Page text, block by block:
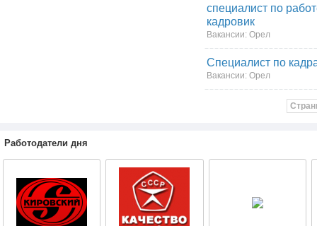
специалист по
кадровик
Вакансии: Орел
Специалист по
Вакансии: Орел
Работодатели дня